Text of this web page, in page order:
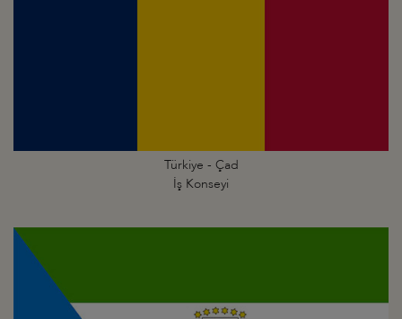
Türkiye - Çad
İş Konseyi